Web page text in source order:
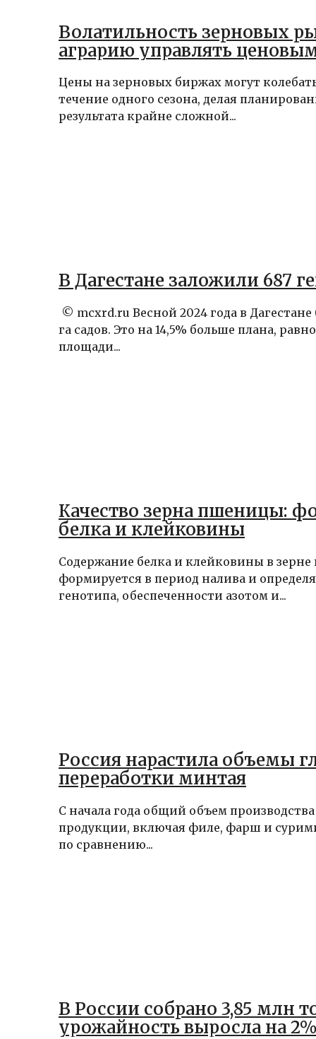
Волатильность зерновых
аграрию управлять
Цены на зерновых биржах могут
течение одного сезона, делая
результата крайне сложной...
В Дагестане заложили 687
© mcxrd.ru Весной 2024 года в
га садов. Это на 14,5% больше плана,
площади...
Качество зерна пшеницы:
белка и клейковины
Содержание белка и клейковины в
формируется в период налива и
генотипа, обеспеченности азотом и...
Россия нарастила объемы
переработки минтая
С начала года общий объем
продукции, включая филе, фарш и
по сравнению...
В России собрано 3,85 млн
урожайность выросла на 2%